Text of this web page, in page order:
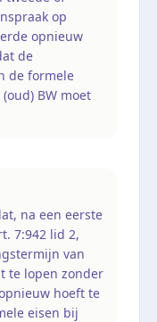
op
opnieuw
de
de formele
BW moet
na een eerste
7:942 lid 2,
van
te lopen zonder
hoeft te
eisen bij